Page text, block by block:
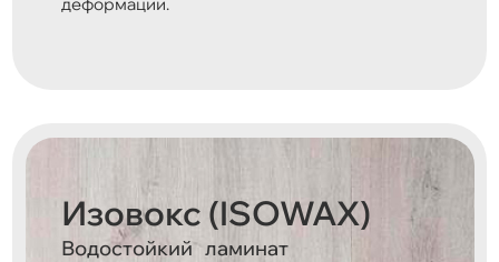
Изовокс (ISOWAX)
Водостойкий ламинат